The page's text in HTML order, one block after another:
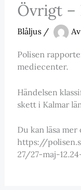
Övrigt –
Blåljus/ Av
Polisen
mediecenter.
Händelsen
skett i Kalmar
Du kan läsa
https://
27/27-maj-